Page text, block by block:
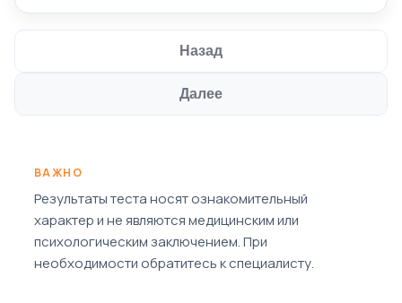
Назад
Далее
ВАЖНО
Результаты теста носят ознакомительный
характер и не являются медицинским или
психологическим заключением. При
необходимости обратитесь к специалисту.